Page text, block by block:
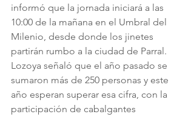
informó que la jornada iniciará a las
10:00 de la mañana en el Umbral del
Milenio, desde donde los jinetes
partirán rumbo a la ciudad de Parral.
Lozoya señaló que el año pasado se
sumaron más de 250 personas y este
año esperan superar esa cifra, con la
participación de cabalgantes